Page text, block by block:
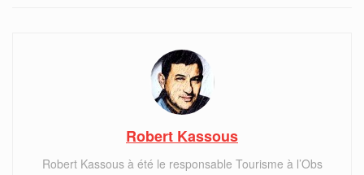
Robert Kassous
Robert Kassous à été le responsable Tourisme à l’Obs